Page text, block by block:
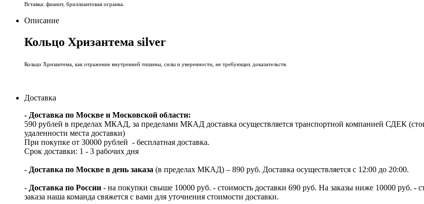
Вставка: фианит, бриллиантовая огранка.
Описание
Кольцо Хризантема silver
Кольцо Хризантема, как отражение внутренней тишины, силы и уверенности, не требующих доказательств.
Доставка
- Доставка по Москве и Московской области:
590 рублей в пределах МКАД, за пределами МКАД доставка осуществляется транспортной компанией СДЕК
удаленности места доставки)
При покупке от 30000 рублей - бесплатная доставка.
Срок доставки: 1 - 3 рабочих дня
- Доставка по Москве в день заказа (в пределах МКАД) – 890 руб. Доставка осуществляется с 12:00 до 20:00.
- Доставка по России - на покупки свыше 10000 руб. - стоимость доставки 690 руб. На заказы ниже 10000 руб. -
заказа наша команда свяжется с вами для уточнения стоимости доставки.